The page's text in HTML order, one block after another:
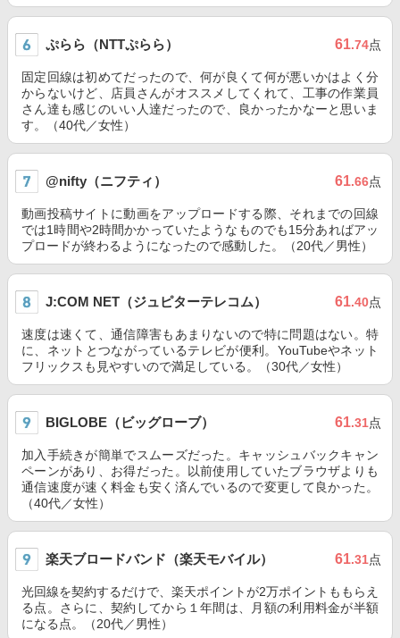
ぷらら（NTTぷらら） 61.74点
固定回線は初めてだったので、何が良くて何が悪いかはよく分
からないけど、店員さんがオススメしてくれて、工事の作業員
さん達も感じのいい人達だったので、良かったかなーと思いま
す。（40代／女性）
@nifty（ニフティ） 61.66点
動画投稿サイトに動画をアップロードする際、それまでの回線
では1時間や2時間かかっていたようなものでも15分あればアッ
プロードが終わるようになったので感動した。（20代／男性）
J:COM NET（ジュピターテレコム） 61.40点
速度は速くて、通信障害もあまりないので特に問題はない。特
に、ネットとつながっているテレビが便利。YouTubeやネット
フリックスも見やすいので満足している。（30代／女性）
BIGLOBE（ビッグローブ） 61.31点
加入手続きが簡単でスムーズだった。キャッシュバックキャン
ペーンがあり、お得だった。以前使用していたブラウザよりも
通信速度が速く料金も安く済んでいるので変更して良かった。
（40代／女性）
楽天ブロードバンド（楽天モバイル） 61.31点
光回線を契約するだけで、楽天ポイントが2万ポイントももらえ
る点。さらに、契約してから１年間は、月額の利用料金が半額
になる点。（20代／男性）